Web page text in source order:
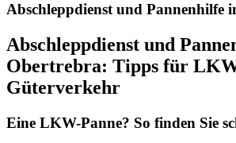
Abschleppdienst und Pannenhilfe
Abschleppdienst und
Obertrebra: Tipps für
Güterverkehr
Eine LKW-Panne? So finden Sie